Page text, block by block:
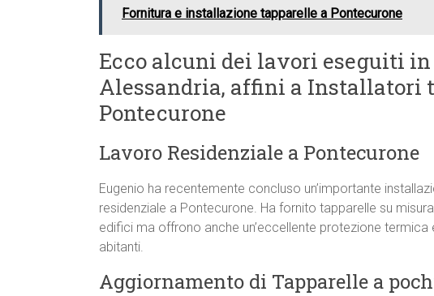
Fornitura e installazione tapparelle a Pontecurone
Ecco alcuni dei lavori eseguiti
Alessandria, affini a Installatori
Pontecurone
Lavoro Residenziale a Pontecurone
Eugenio ha recentemente concluso un’importante
residenziale a Pontecurone. Ha fornito tapparelle su
edifici ma offrono anche un’eccellente protezione
abitanti.
Aggiornamento di Tapparelle a